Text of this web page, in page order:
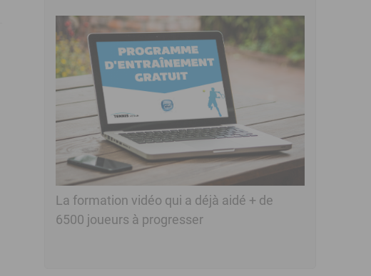
La formation vidéo qui a déjà aidé + de
6500 joueurs à progresser